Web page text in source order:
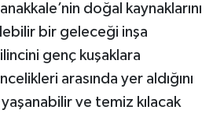
doğal kaynaklarını
bir geleceği inşa
genç kuşaklara
arasında yer aldığını
ve temiz kılacak